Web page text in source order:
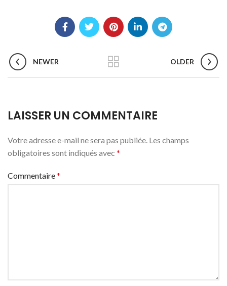
NEWER OLDER
LAISSER UN COMMENTAIRE
Votre adresse e-mail ne sera pas publiée. Les champs
obligatoires sont indiqués avec *
Commentaire*